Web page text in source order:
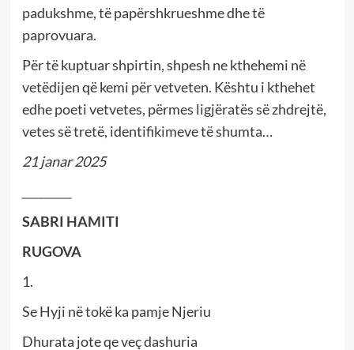
padukshme, të papërshkrueshme dhe të
paprovuara.
Për të kuptuar shpirtin, shpesh ne kthehemi në
vetëdijen që kemi për vetveten. Kështu i kthehet
edhe poeti vetvetes, përmes ligjëratës së zhdrejtë,
vetes së tretë, identifikimeve të shumta…
21 janar 2025
SABRI HAMITI
RUGOVA
1.
Se Hyji në tokë ka pamje Njeriu
Dhurata jote qe veç dashuria